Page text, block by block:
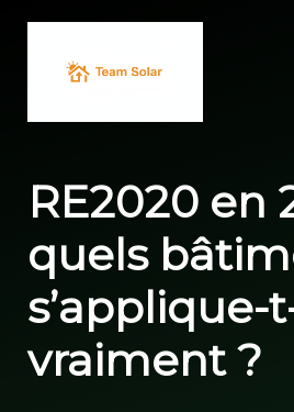
Aller
contenu
RE2020 en
quels
s’applique-
vraiment ?